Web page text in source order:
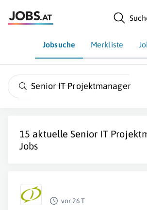
Jobsuche Merkliste
Senior IT Projektmanager
15 aktuelleSenior IT
Jobs
vor 26 T